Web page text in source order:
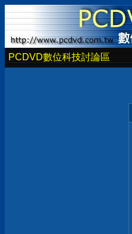
PCDVD數位科技討論區